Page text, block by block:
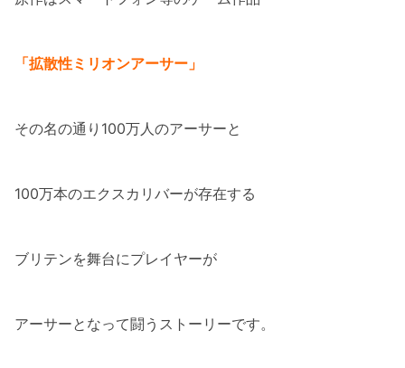
「拡散性ミリオンアーサー」
その名の通り100万人のアーサーと
100万本のエクスカリバーが存在する
ブリテンを舞台にプレイヤーが
アーサーとなって闘うストーリーです。